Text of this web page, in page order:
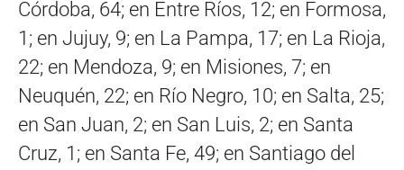
Córdoba, 64; en Entre Ríos, 12; en Formosa,
1; en Jujuy, 9; en La Pampa, 17; en La Rioja,
22; en Mendoza, 9; en Misiones, 7; en
Neuquén, 22; en Río Negro, 10; en Salta, 25;
en San Juan, 2; en San Luis, 2; en Santa
Cruz, 1; en Santa Fe, 49; en Santiago del